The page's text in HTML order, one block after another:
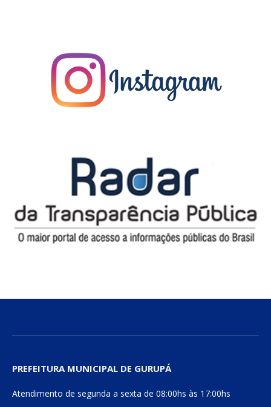
PREFEITURA MUNICIPAL DE GURUPÁ
Atendimento de segunda a sexta de 08:00hs às 17:00hs